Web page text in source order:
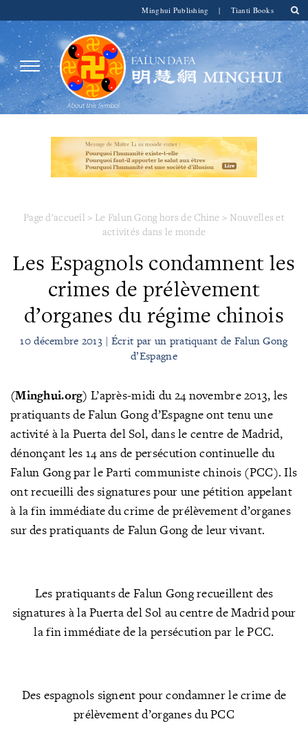
Minghui Publishing | Tianti Books
Page d'accueil > Le Falun Gong hors de Chine > Nouvelles et
activités dans le monde
Les Espagnols condamnent les
crimes de prélèvement
d’organes du régime chinois
10 décembre 2013 | Écrit par un pratiquant de Falun Gong
d’Espagne
(Minghui.org)L’après-midi du 24 novembre 2013, les
pratiquants de Falun Gong d’Espagne ont tenu une
activité à la Puerta del Sol, dans le centre de Madrid,
dénonçant les 14 ans de persécution continuelle du
Falun Gong par le Parti communiste chinois (PCC). Ils
ont recueilli des signatures pour une pétition appelant
à la fin immédiate du crime de prélèvement d’organes
sur des pratiquants de Falun Gong de leur vivant.
Les pratiquants de Falun Gong recueillent des
signatures à la Puerta del Sol au centre de Madrid pour
la fin immédiate de la persécution par le PCC.
Des espagnols signent pour condamner le crime de
prélèvement d’organes du PCC